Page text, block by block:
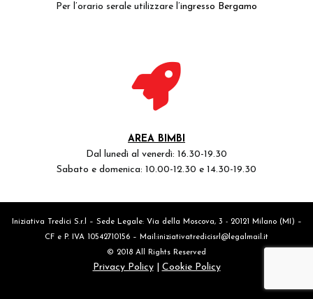
Per l’orario serale utilizzare l’ingresso Bergamo
AREA BIMBI
Dal lunedì al venerdì: 16.30-19.30
Sabato e domenica: 10.00-12.30 e 14.30-19.30
Iniziativa Tredici S.r.l – Sede Legale: Via della Moscova, 3 - 20121 Milano (MI) –
CF e P. IVA 10542710156 – Mail:iniziativatredicisrl@legalmail.it
© 2018 All Rights Reserved
Privacy Policy| Cookie Policy